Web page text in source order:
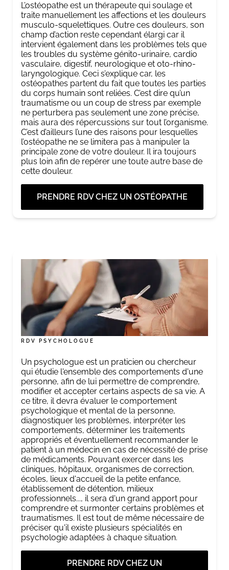
L’ostéopathe est un thérapeute qui soulage et
traite manuellement les affections et les douleurs
musculo-squelettiques. Outre ces douleurs, son
champ d’action reste cependant élargi car il
intervient également dans les problèmes tels que
les troubles du système génito-urinaire, cardio
vasculaire, digestif, neurologique et oto-rhino-
laryngologique. Ceci s’explique car, les
ostéopathes partent du fait que toutes les parties
du corps humain sont reliées. C’est dire qu’un
traumatisme ou un coup de stress par exemple
ne perturbera pas seulement une zone précise,
mais aura des répercussions sur tout l’organisme.
C’est d’ailleurs l’une des raisons pour lesquelles
l’ostéopathe ne se limitera pas à manipuler la
principale zone de votre douleur. Il ira toujours
plus loin afin de repérer une toute autre base de
cette douleur.
PRENDRE RDV CHEZ UN OSTÉOPATHE
RDV PSYCHOLOGUE
Un psychologue est un praticien ou chercheur
qui étudie l'ensemble des comportements d'une
personne, afin de lui permettre de comprendre,
modifier et accepter certains aspects de sa vie. A
ce titre, il devra évaluer le comportement
psychologique et mental de la personne,
diagnostiquer les problèmes, interpréter les
comportements, déterminer les traitements
appropriés et éventuellement recommander le
patient à un médecin en cas de nécessité de prise
de médicaments. Pouvant exercer dans les
cliniques, hôpitaux, organismes de correction,
écoles, lieux d'accueil de la petite enfance,
établissement de détention, milieux
professionnels..., il sera d'un grand apport pour
comprendre et surmonter certains problèmes et
traumatismes. Il est tout de même nécessaire de
préciser qu'il existe plusieurs spécialités en
psychologie adaptées à chaque situation.
PRENDRE RDV CHEZ UN